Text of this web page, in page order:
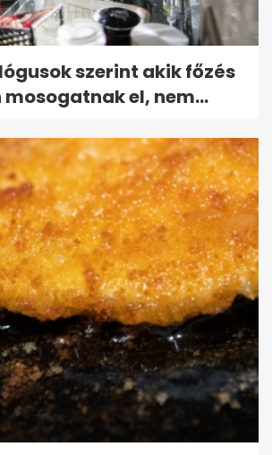
szerint akik főzés
mosogatnak el, nem...